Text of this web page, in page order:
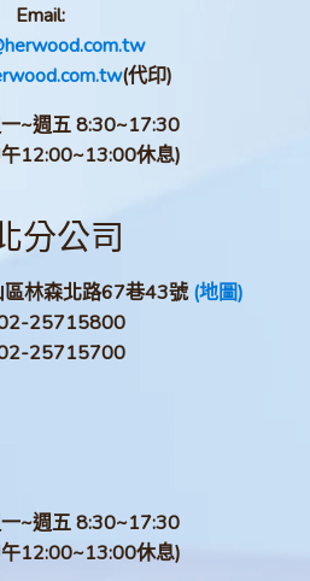
Email:
(代印)
~週五 8:30~17:30
休息)
分公司
林森北路67巷43號(地圖)
25715800
25715700
~週五 8:30~17:30
休息)